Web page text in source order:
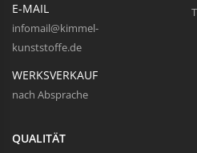
E-MAIL
infomail@kimmel-
kunststoffe.de
WERKSVERKAUF
nach Absprache
QUALITÄT